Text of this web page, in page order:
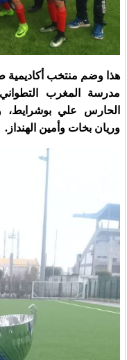
هذا وضم منتخب
مدرسة المغرب
الحارس علي بوشرايط،
وريان بخات وأمين الهنداز.